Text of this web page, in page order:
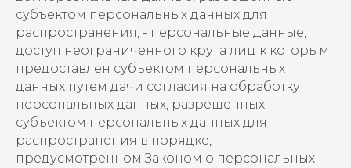
субъектом персональных данных для
распространения, - персональные данные,
доступ неограниченного круга лиц к которым
предоставлен субъектом персональных
данных путем дачи согласия на обработку
персональных данных, разрешенных
субъектом персональных данных для
распространения в порядке,
предусмотренном Законом о персональных